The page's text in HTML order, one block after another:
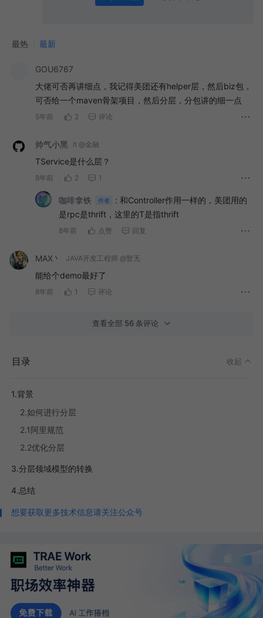
最热 最新
GOU6767
大佬可否再讲细点，我记得美团还有helper层，然后biz包，
可否给一个maven骨架项目，然后分层，分包讲的细一点
5年前 2 评论
帅气小黑 It @金融
TService是什么层？
8年前 2 1
咖啡拿铁 作者 : 和Controller作用一样的，美团用的
是rpc是thrift，这里的T是指thrift
8年前 点赞 回复
MAX丶 JAVA开发工程师 @暂无
能给个demo最好了
8年前 1 评论
查看全部 56 条评论
目录 收起
1.背景
2.如何进行分层
2.1阿里规范
2.2优化分层
3.分层领域模型的转换
4.总结
想要获取更多技术信息请关注公众号